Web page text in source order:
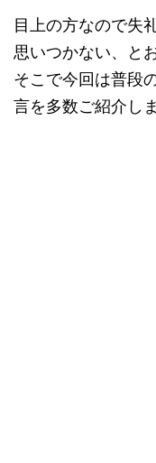
目上の方なので失
思いつかない、と
そこで今回は普段
言を多数ご紹介しま